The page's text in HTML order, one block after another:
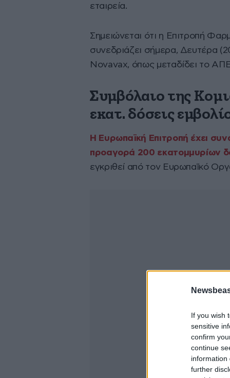
If you wish
sensitive
confirm
continue
information
further
εταιρεία.
Σημειώνεται ότι η Επιτροπή
συνεδριάζει σήμερα, Δευτέρα
Novavax, όπως μεταδίδει το
Συμβόλαιο της
εκατ. δόσεις
Η Ευρωπαϊκή Επιτροπή έχει
προαγορά 200 εκατομμυρίων
εγκριθεί από τον Ευρωπαϊκό